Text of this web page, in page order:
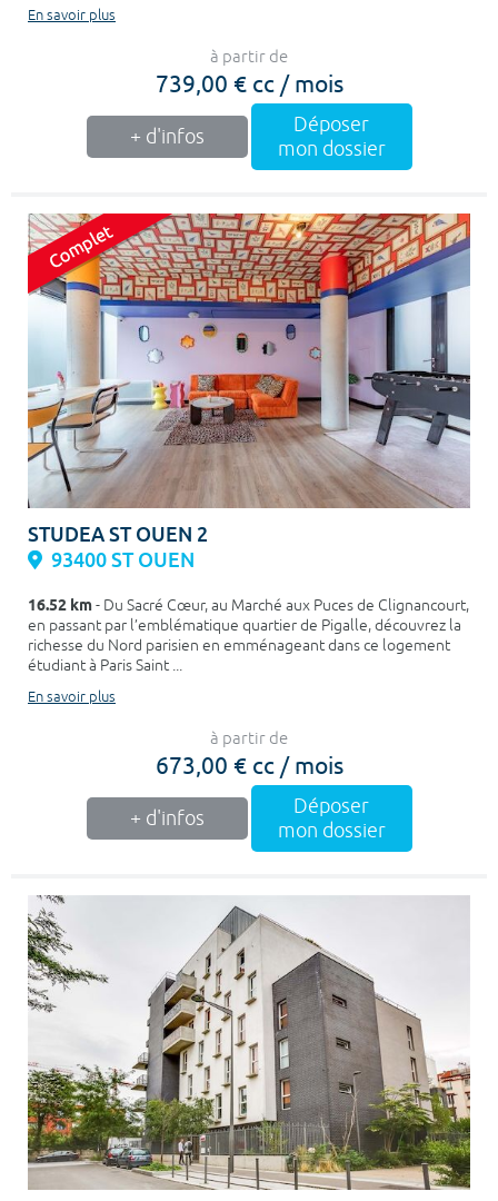
En savoir plus
à partir de
739,00 € cc / mois
+ d'infos
Déposer
mon dossier
STUDEA ST OUEN 2
93400 ST OUEN
16.52 km- Du Sacré Cœur, au Marché aux Puces de Clignancourt,
en passant par l’emblématique quartier de Pigalle, découvrez la
richesse du Nord parisien en emménageant dans ce logement
étudiant à Paris Saint ...
En savoir plus
à partir de
673,00 € cc / mois
+ d'infos
Déposer
mon dossier